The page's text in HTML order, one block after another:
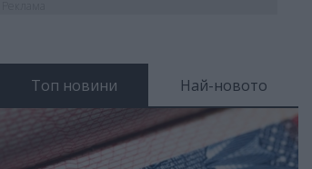
Топ новини Най-новото